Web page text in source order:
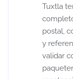
Tuxtla
postal,
y
validar